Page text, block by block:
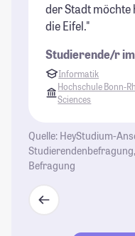
der Stadt möchte
die Eifel."
Studierende/r
Informatik
Hochschule Bonn-
Sciences
Quelle: HeyStudium-
Befragung